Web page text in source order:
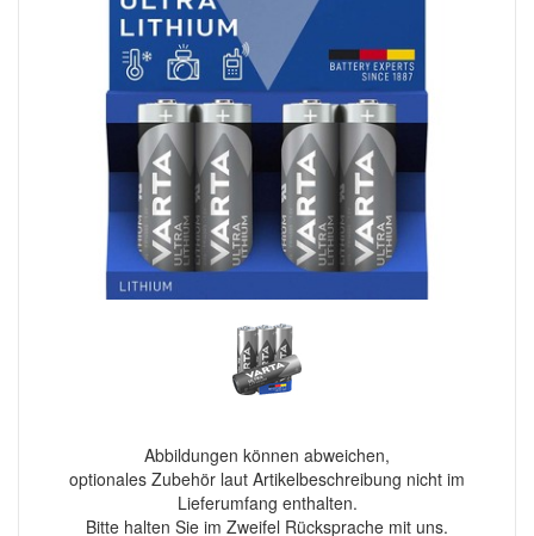
Abbildungen können abweichen,
optionales Zubehör laut Artikelbeschreibung nicht im
Lieferumfang enthalten.
Bitte halten Sie im Zweifel Rücksprache mit uns.